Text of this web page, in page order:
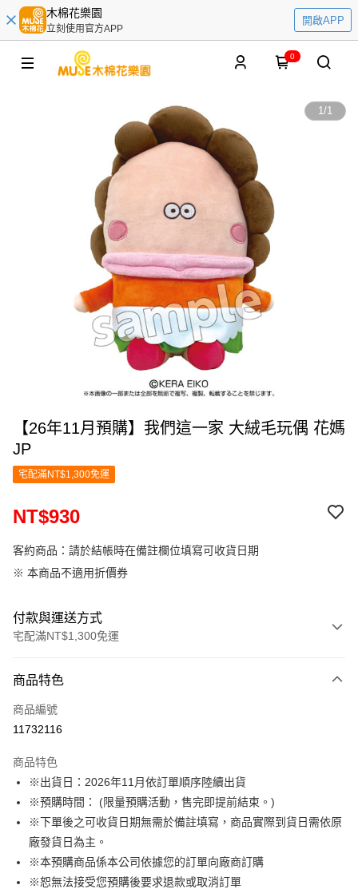
木棉花樂園
立刻使用官方APP
開啟APP
0
1/1
【26年11月預購】我們這一家 大絨毛玩偶 花媽
JP
宅配滿NT$1,300免運
NT$930
客約商品：請於結帳時在備註欄位填寫可收貨日期
※ 本商品不適用折價券
付款與運送方式
宅配滿NT$1,300免運
信用卡一次付款
LINE Pay
悠遊付
Google Pay
ATM付款
運送方式
商品特色
商品編號
11732116
商品特色
※出貨日：2026年11月依訂單順序陸續出貨
※預購時間： (限量預購活動，售完即提前結束。)
※下單後之可收貨日期無需於備註填寫，商品實際到貨日需依原
廠發貨日為主。
※本預購商品係本公司依據您的訂單向廠商訂購
※恕無法接受您預購後要求退款或取消訂單